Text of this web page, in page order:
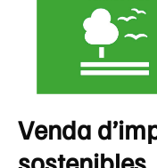
Venda